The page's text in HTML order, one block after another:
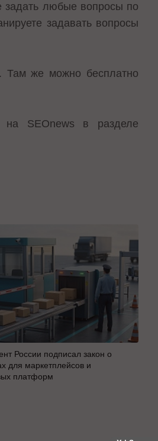
задать любые вопросы по
задавать вопросы
Там же можно бесплатно
на SEOnews в разделе
России подписал закон о
для маркетплейсов и
платформ